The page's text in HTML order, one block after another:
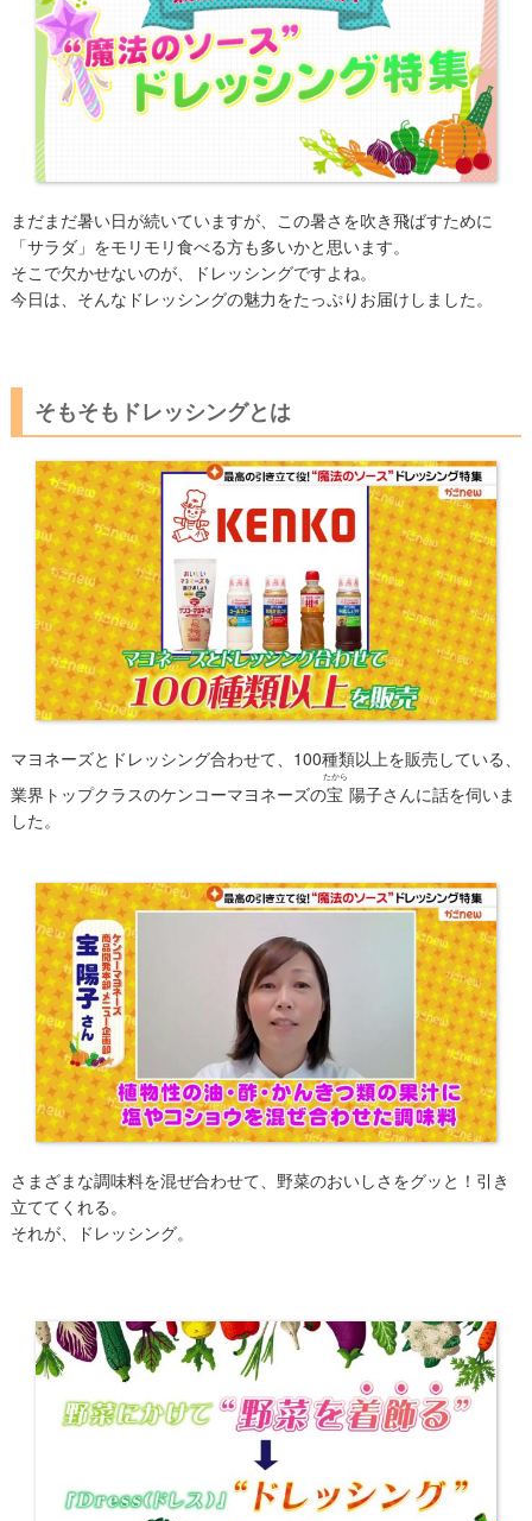
まだまだ暑い日が続いていますが、この暑さを吹き飛ばすために
「サラダ」をモリモリ食べる方も多いかと思います。
そこで欠かせないのが、ドレッシングですよね。
今日は、そんなドレッシングの魅力をたっぷりお届けしました。
そもそもドレッシングとは
マヨネーズとドレッシング合わせて、100種類以上を販売している、
業界トップクラスのケンコーマヨネーズの宝
たから
陽子さんに話を伺いま
した。
さまざまな調味料を混ぜ合わせて、野菜のおいしさをグッと！引き
立ててくれる。
それが、ドレッシング。